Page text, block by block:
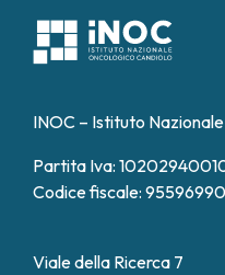
INOC – Istituto
Partita Iva:
Codice fiscale:
Viale della Ricerca 7